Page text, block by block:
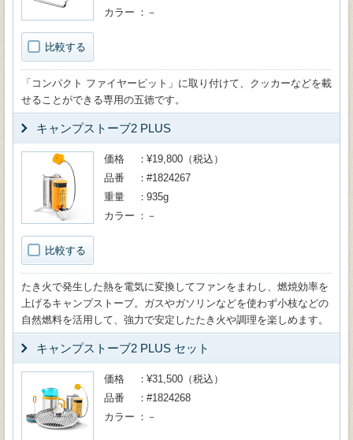
比較する
カラー
－
「コンパクト ファイヤーピット」に取り付けて、クッカーなどを載
せることができる専用の五徳です。
キャンプストーブ2 PLUS
比較する
価格
¥19,800（税込）
品番
#1824267
重量
935g
カラー
－
たき火で発生した熱を電気に変換してファンをまわし、燃焼効率を
上げるキャンプストーブ。ガスやガソリンなどを使わず小枝などの
自然燃料を活用して、強力で安定したたき火や調理を楽しめます。
キャンプストーブ2 PLUS セット
価格
¥31,500（税込）
品番
#1824268
カラー
－